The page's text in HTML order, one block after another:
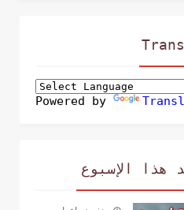
Powered by
هذا الإسبوع